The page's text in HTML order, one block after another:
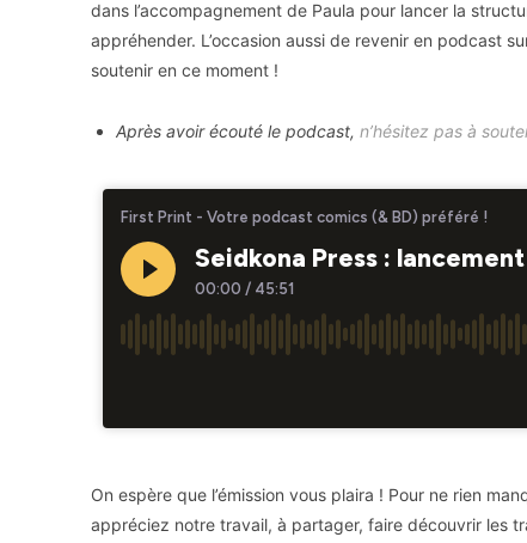
dans l’accompagnement de Paula pour lancer la
appréhender. L’occasion aussi de revenir en podcast
soutenir en ce moment !
Après avoir écouté le podcast, n’hésitez pas à
On espère que l’émission vous plaira ! Pour ne rien
appréciez notre travail, à partager, faire découvrir les